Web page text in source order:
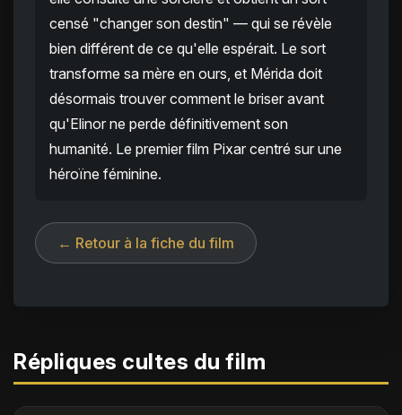
censé "changer son destin" — qui se révèle
bien différent de ce qu'elle espérait. Le sort
transforme sa mère en ours, et Mérida doit
désormais trouver comment le briser avant
qu'Elinor ne perde définitivement son
humanité. Le premier film Pixar centré sur une
héroïne féminine.
← Retour à la fiche du film
Répliques cultes du film